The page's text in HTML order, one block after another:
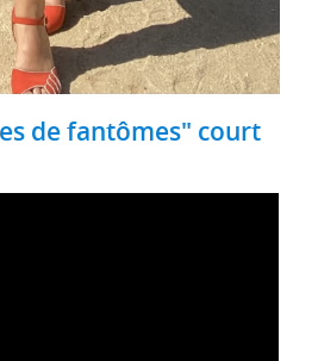
de fantômes" court